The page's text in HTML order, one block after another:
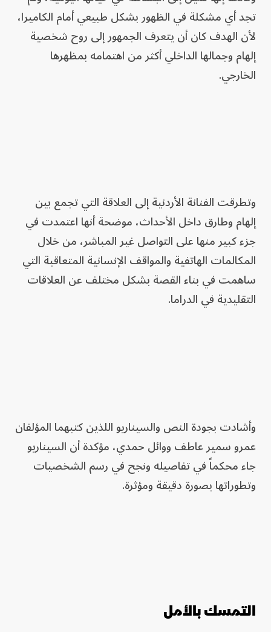
تجد أي مشكلة في الظهور بشكل طبيعي أمام الكاميرا،
لأن الهدف كان أن يتعرف الجمهور إلى روح شخصية
إلهام وجمالها الداخلي أكثر من اهتمامه بمظهرها
الخارجي.
وتطرقت الفنانة الأردنية إلى العلاقة التي تجمع بين
إلهام وطارق داخل الأحداث، موضحة أنها اعتمدت في
جزء كبير منها على التواصل غير المباشر، من خلال
المكالمات الهاتفية والمواقف الإنسانية المتعاقبة التي
ساهمت في بناء القصة بشكل مختلف عن العلاقات
التقليدية في الدراما.
وأشادت بجودة النص والسيناريو اللذين كتبهما المؤلفان
عمرو سمير عاطف ووائل حمدي، مؤكدة أن السيناريو
جاء محكماً في تفاصيله ونجح في رسم الشخصيات
وتطوراتها بصورة دقيقة ومؤثرة.
التمسك بالأمل